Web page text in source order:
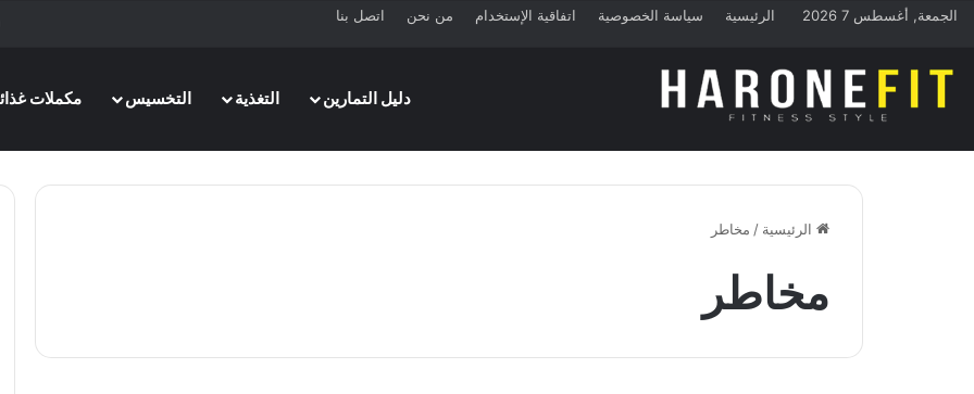
الجمعة, أغسطس 7 2026 الرئيسية سياسة الخصوصية اتفاقية الإستخدام من نحن اتصل بنا
دليل التمارين
التغذية التخسيس مكملات
الرئيسية / مخاطر
مخاطر